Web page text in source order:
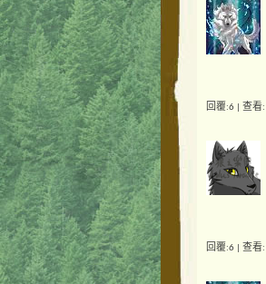
回覆:6 | 查看
回覆:6 | 查看